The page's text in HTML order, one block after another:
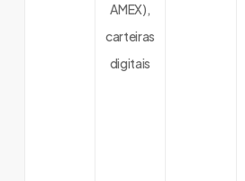
AMEX),
carteiras
digitais